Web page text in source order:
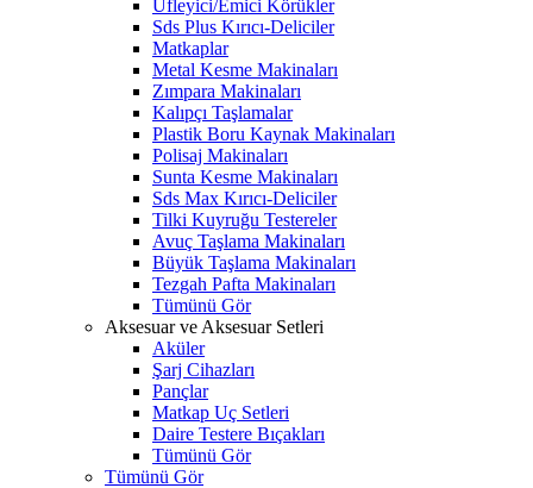
Üfleyici/Emici Körükler
Sds Plus Kırıcı-Deliciler
Matkaplar
Metal Kesme Makinaları
Zımpara Makinaları
Kalıpçı Taşlamalar
Plastik Boru Kaynak Makinaları
Polisaj Makinaları
Sunta Kesme Makinaları
Sds Max Kırıcı-Deliciler
Tilki Kuyruğu Testereler
Avuç Taşlama Makinaları
Büyük Taşlama Makinaları
Tezgah Pafta Makinaları
Tümünü Gör
Aksesuar ve Aksesuar Setleri
Aküler
Şarj Cihazları
Pançlar
Matkap Uç Setleri
Daire Testere Bıçakları
Tümünü Gör
Tümünü Gör